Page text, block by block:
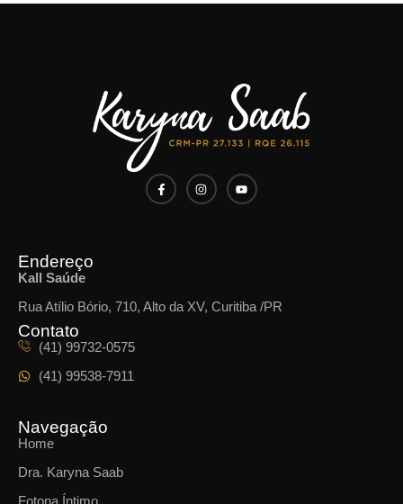
Endereço
Kall Saúde
Rua Atílio Bório, 710, Alto da XV, Curitiba /PR
Contato
(41) 99732-0575
(41) 99538-7911
Navegação
Home
Dra. Karyna Saab
Fotona Íntimo